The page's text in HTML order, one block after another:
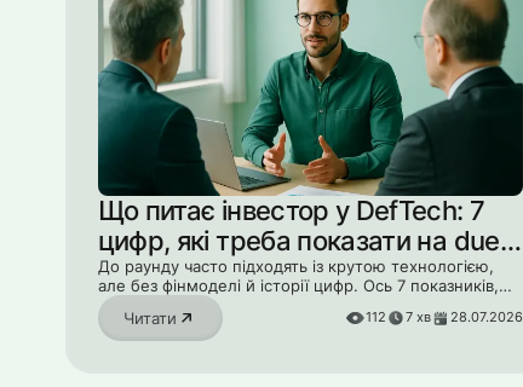
Що питає інвестор у DefTech: 7
цифр, які треба показати на due
diligence
До раунду часто підходять із крутою технологією,
але без фінмоделі й історії цифр. Ось 7 показників,
які інвестор попросить на due diligence.
Читати 112 7 хв 28.07.2026